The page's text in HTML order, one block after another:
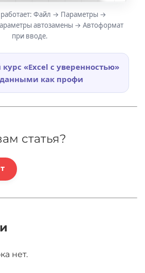
работает: Файл → Параметры →
автозамены → Автоформат
при вводе.
«Excel с уверенностью»
как профи
статья?
нет.